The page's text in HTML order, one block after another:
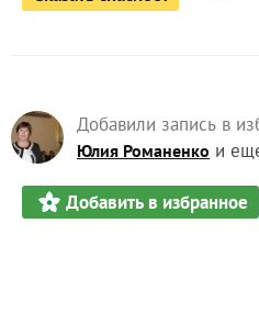
Добавили запись в
Юлия Романенко и
Добавить в избранное